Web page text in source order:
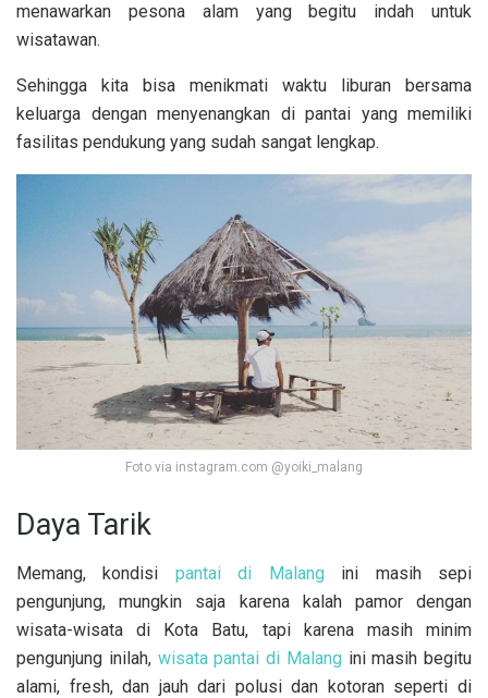
menawarkan pesona alam yang begitu indah untuk
wisatawan.
Sehingga kita bisa menikmati waktu liburan bersama
keluarga dengan menyenangkan di pantai yang memiliki
fasilitas pendukung yang sudah sangat lengkap.
Foto via instagram.com @yoiki_malang
Daya Tarik
Memang, kondisi pantai di Malang ini masih sepi
pengunjung, mungkin saja karena kalah pamor dengan
wisata-wisata di Kota Batu, tapi karena masih minim
pengunjung inilah, wisata pantai di Malang ini masih begitu
alami, fresh, dan jauh dari polusi dan kotoran seperti di